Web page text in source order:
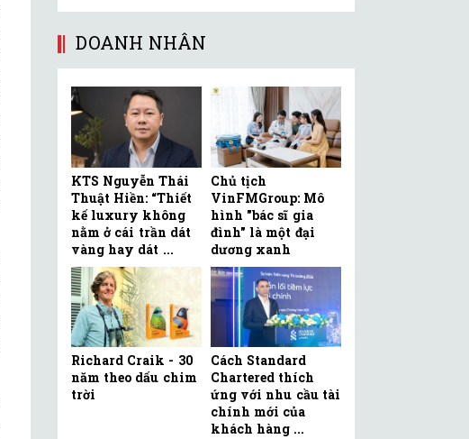
DOANH NHÂN
KTS Nguyễn Thái
Thuật Hiền: “Thiết
kế luxury không
nằm ở cái trần dát
vàng hay dát ...
Chủ tịch
VinFMGroup: Mô
hình "bác sĩ gia
đình" là một đại
dương xanh
Richard Craik - 30
năm theo dấu chim
trời
Cách Standard
Chartered thích
ứng với nhu cầu tài
chính mới của
khách hàng ...